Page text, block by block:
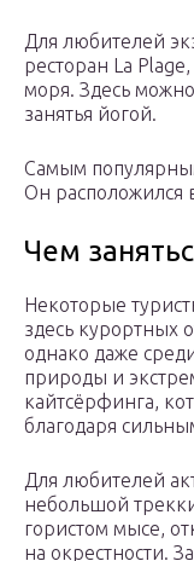
Для любителей
ресторан La
моря. Здесь
занятья йогой.
Самым
Он расположился
Чем
Некоторые
здесь курортных
однако даже
природы и
кайтсёрфинга,
благодаря
Для любителей
небольшой
гористом мысе,
на окрестности.